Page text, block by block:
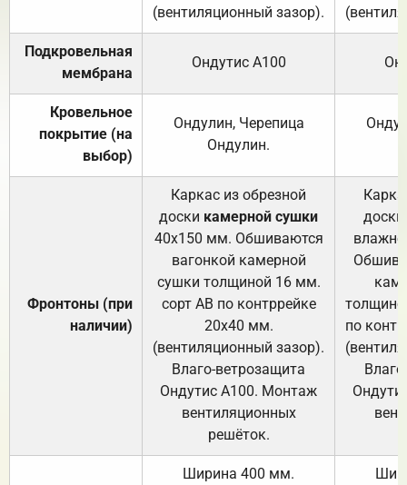
(вентиляционный зазор).
Подкровельная
мембрана
Ондутис А100
Кровельное
покрытие (на
выбор)
Ондулин, Черепица
Ондулин.
Фронтоны (при
наличии)
Каркас из обрезной
доски камерной сушки
40х150 мм. Обшиваются
вагонкой камерной
сушки толщиной 16 мм.
сорт АВ по контррейке
20х40 мм.
(вентиляционный зазор).
Влаго-ветрозащита
Ондутис А100. Монтаж
вентиляционных
решёток.
доски
по
Ширина 400 мм.